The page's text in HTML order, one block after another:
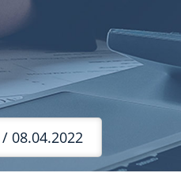
/ 08.04.2022